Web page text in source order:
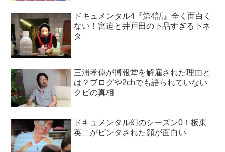
ドキュメンタル4『第4話』全く面白く
ない！宮迫と井戸田の下品すぎる下ネ
タ
三浦孝偉が博報堂を解雇された理由と
は？ブログや2chでも語られていない
クビの真相
ドキュメンタル幻のシーズン0！板東
英二がビンタされた顔が面白い